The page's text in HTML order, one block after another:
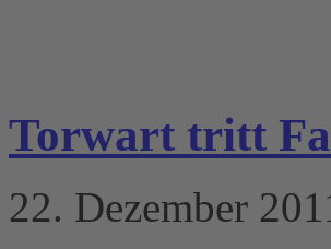
Torwart tritt
22. Dezember